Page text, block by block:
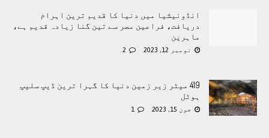
انڈونیشیا میں دنیا کا قدیم ترین اہرام
دریافت، فراعین مصر سے تین گنا زیادہ قدیم ہے،
ماہرین
نومبر 12, 2023 2
419 میٹر زیر زمین دنیا کا گہرا ترین ڈیپ سلیپ
ہوٹل
جون 15, 2023 1